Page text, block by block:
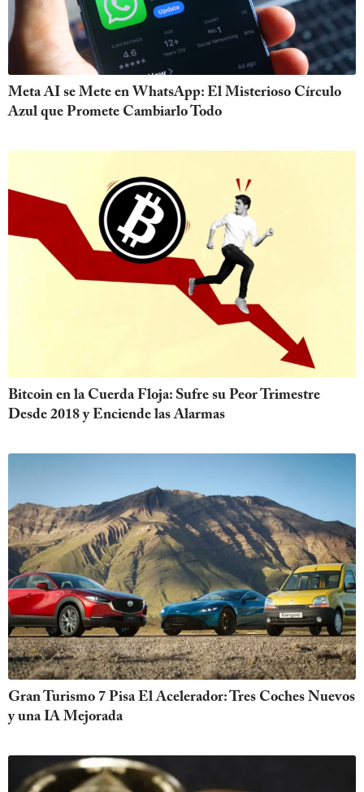
Meta AI se Mete en WhatsApp: El Misterioso Círculo
Azul que Promete Cambiarlo Todo
Bitcoin en la Cuerda Floja: Sufre su Peor Trimestre
Desde 2018 y Enciende las Alarmas
Gran Turismo 7 Pisa El Acelerador: Tres Coches Nuevos
y una IA Mejorada